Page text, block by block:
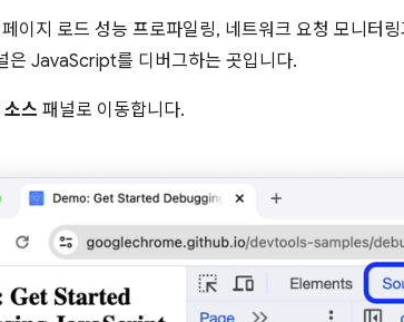
이지 로드 성능 프로파일링, 네트워크 요청 모니터
은 JavaScript를 디버그하는 곳입니다.
소스 패널로 이동합니다.